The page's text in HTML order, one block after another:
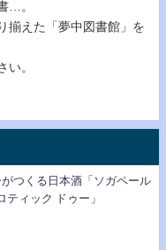
…。
揃えた「夢中図書館」を
い。
つくる日本酒「ソガペール
ティック ドゥー」